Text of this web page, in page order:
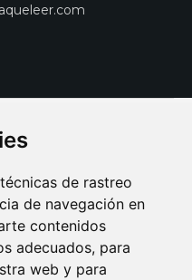
de rastreo
de navegación en
contenidos
adecuados, para
web y para
POLITICA DE PRIVACIDAD